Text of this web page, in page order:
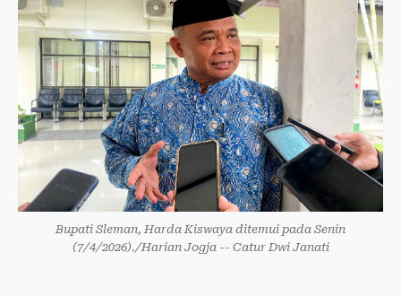
Bupati Sleman, Harda Kiswaya ditemui pada Senin
(7/4/2026)./Harian Jogja -- Catur Dwi Janati